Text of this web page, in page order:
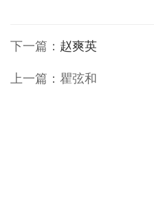
下一篇： 赵爽英
上一篇： 瞿弦和